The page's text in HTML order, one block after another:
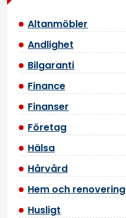
Altanmöbler
Andlighet
Bilgaranti
Finance
Finanser
Företag
Hälsa
Hårvård
Hem och renovering
Husligt